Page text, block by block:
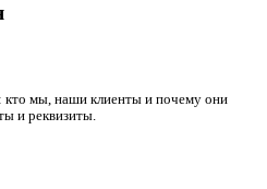
кто мы, наши клиенты и почему они
и реквизиты.